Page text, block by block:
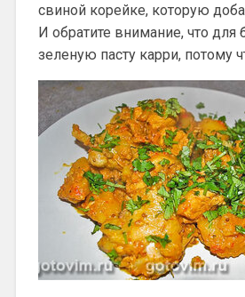
свиной корейке, которую
И обратите внимание, что для
зеленую пасту карри, потому